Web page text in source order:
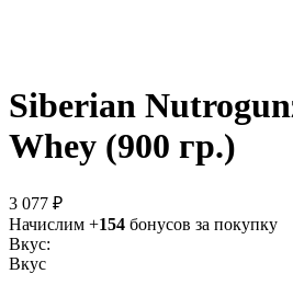
Siberian
Whey (900 гр.)
3 077 ₽
Начислим +154 бонусов за покупку
Вкус:
Вкус